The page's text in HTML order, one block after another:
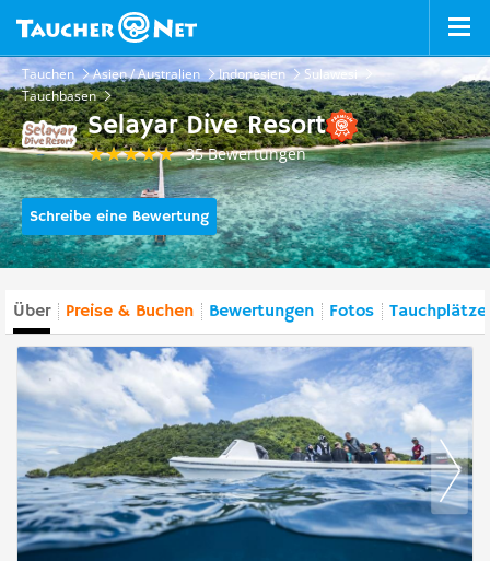
Tauchen Asien / Australien Indonesien
Sulawesi
Tauchbasen
Selayar Dive Resort
35 Bewertungen
Schreibe eine Bewertung
Über Preise & Buchen Bewertungen Fotos